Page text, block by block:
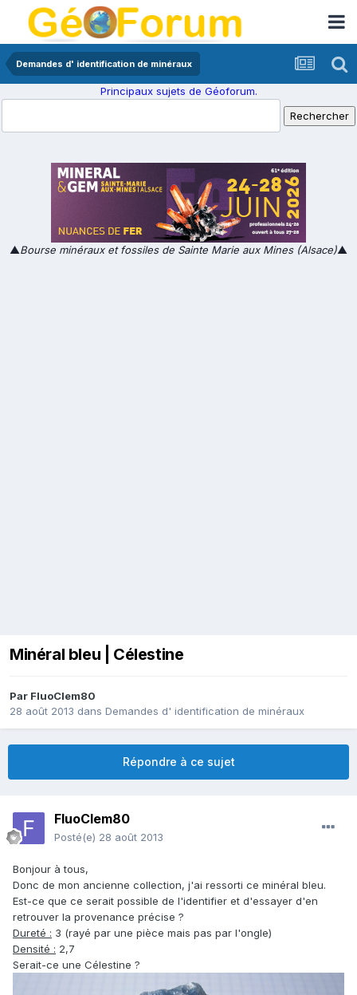
Demandes d' identification de minéraux
Principaux sujets de Géoforum.
▲Bourse minéraux et fossiles de Sainte Marie aux Mines (Alsace)▲
Minéral bleu | Célestine
Par FluoClem80
28 août 2013 dans Demandes d' identification de minéraux
Répondre à ce sujet
FluoClem80
Posté(e) 28 août 2013
Bonjour à tous,
Donc de mon ancienne collection, j'ai ressorti ce minéral bleu.
Est-ce que ce serait possible de l'identifier et d'essayer d'en
retrouver la provenance précise ?
Dureté : 3 (rayé par une pièce mais pas par l'ongle)
Densité : 2,7
Serait-ce une Célestine ?